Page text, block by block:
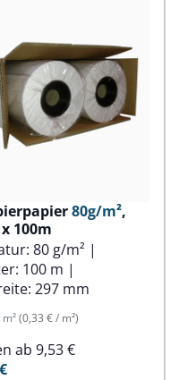
80g/m²,
100m
80 g/m² |
100 m |
297 mm
(0,33 € / m²)
ab 9,53 €